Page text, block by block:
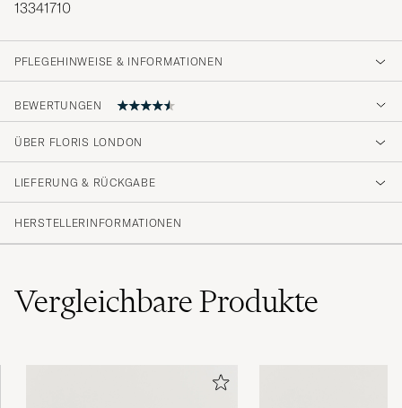
13341710
PFLEGEHINWEISE & INFORMATIONEN
BEWERTUNGEN
4.4
ÜBER FLORIS LONDON
LIEFERUNG & RÜCKGABE
HERSTELLERINFORMATIONEN
VergleichbareProdukte